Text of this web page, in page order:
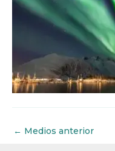
← Medios anterior